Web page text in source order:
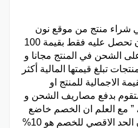
شراء منتج من موقع نون
قيمته بلغ 300 ريال فيمكنك أن تحصل عليه فقط بقيمة 100
الشحن في المنتج مجانا و
تبلغ قيمتها المالية أكثر
الاجمالية للمنتج او
بدفع مصاريف الشحن و
” مع العلم ان الخصم خاضع
طبقا لسياسة نون انه قد يكون الحد الاقصي للخصم هو 10%